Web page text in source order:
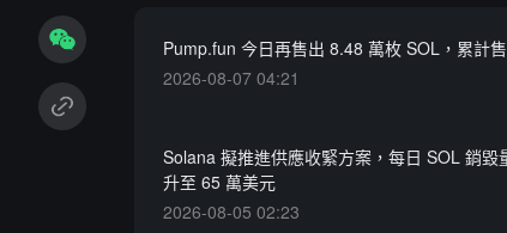
Pump.fun 今日再售出 8.48 萬枚 SOL，累計
2026-08-07 04:21
Solana 擬推進供應收緊方案，每日 SOL 銷毀
升至 65 萬美元
2026-08-05 02:23